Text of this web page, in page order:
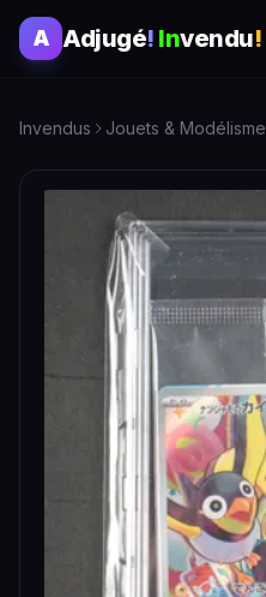
A Adjugé! Invendu!
Invendus Jouets & Modélisme